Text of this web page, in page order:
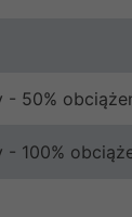
- 50%
- 100%